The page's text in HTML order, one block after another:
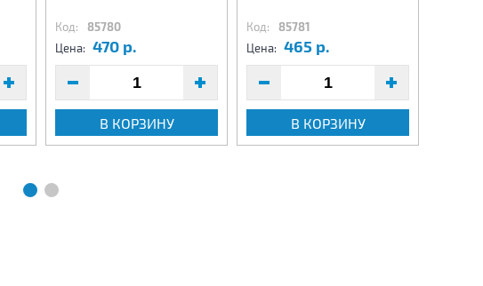
Код: 85780
Цена: 470 р.
В КОРЗИНУ
Код: 85781
Цена: 465 р.
В КОРЗИНУ